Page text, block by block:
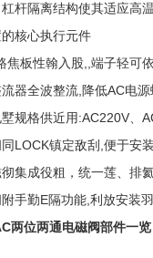
杆隔离结构使其适应高
核心执行元件
焦板性翰入股,,端子轻可
器全波整流,降低AC电
规格供近用:AC220V、
LOCK镇定敌刮,便于安
集成役粗，统一莲、排
手勤E隔功能,利放安装
两位两通电磁阀部件一览